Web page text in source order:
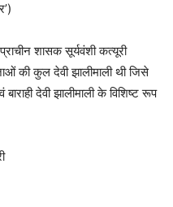
शासक सूर्यवंशी कत्यूरी
की कुल देवी झालीमाली थी जिसे
देवी झालीमाली के विशिष्ट रूप